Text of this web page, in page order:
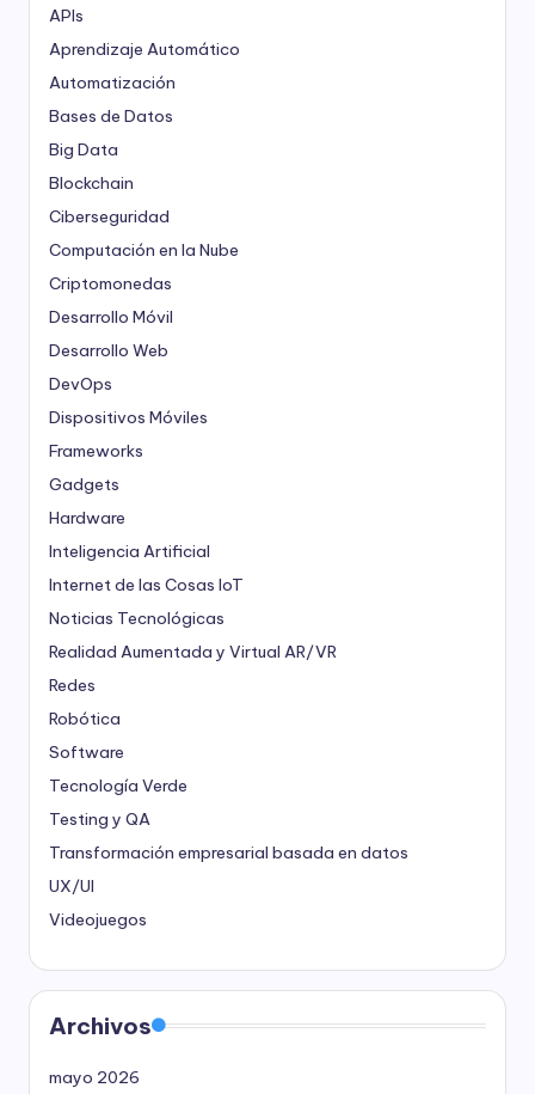
APIs
Aprendizaje Automático
Automatización
Bases de Datos
Big Data
Blockchain
Ciberseguridad
Computación en la Nube
Criptomonedas
Desarrollo Móvil
Desarrollo Web
DevOps
Dispositivos Móviles
Frameworks
Gadgets
Hardware
Inteligencia Artificial
Internet de las Cosas IoT
Noticias Tecnológicas
Realidad Aumentada y Virtual AR/VR
Redes
Robótica
Software
Tecnología Verde
Testing y QA
Transformación empresarial basada en datos
UX/UI
Videojuegos
Archivos
mayo 2026